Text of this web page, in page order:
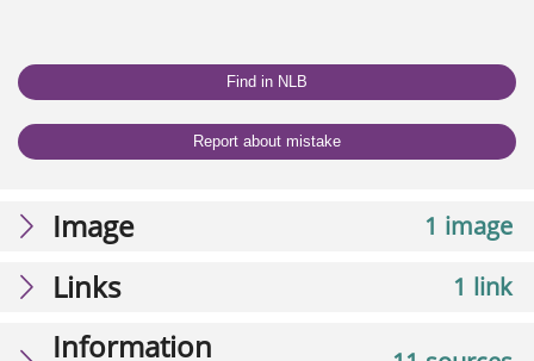
Find in NLB
Report about mistake
1 image
Image
1 link
Links
Information